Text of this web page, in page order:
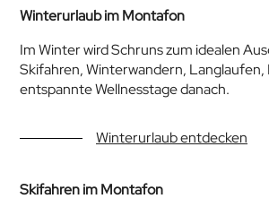
Winterurlaub im Montafon
Im Winter wird Schruns zum idealen
Skifahren, Winterwandern, Langlaufen,
entspannte Wellnesstage danach.
Winterurlaub entdecken
Skifahren im Montafon